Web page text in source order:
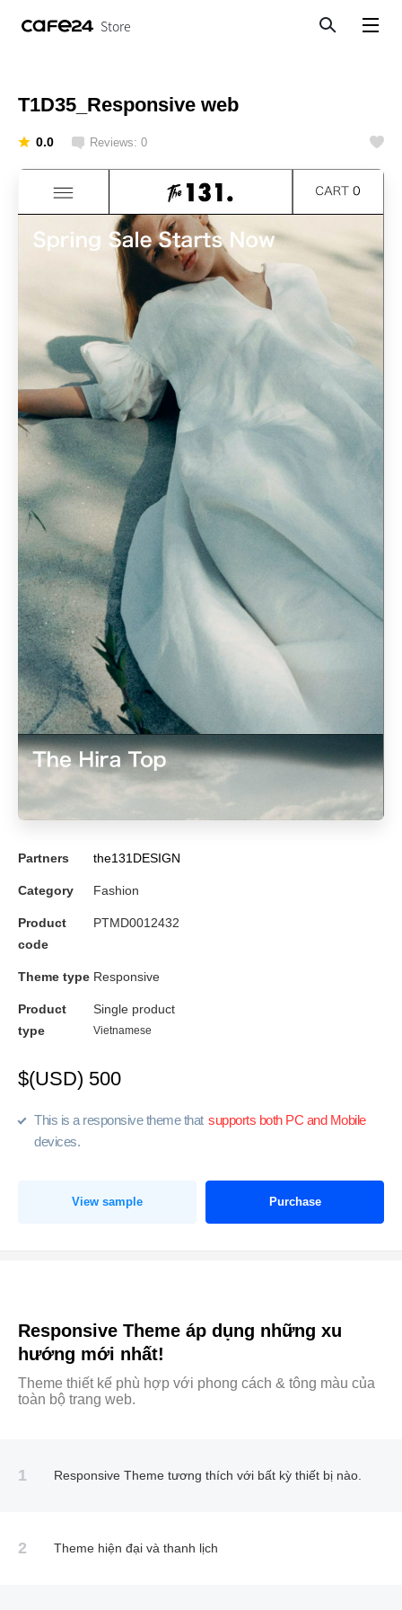
Store
T1D35_Responsive web
0.0 Reviews: 0
Partners the131DESIGN
Category Fashion
Product
code
PTMD0012432
Theme type Responsive
Product
type
Single product
Vietnamese
$(USD) 500
This is a responsive theme that supports both PC and Mobile
devices.
View sample Purchase
Responsive Theme áp dụng những xu
hướng mới nhất!
Theme thiết kế phù hợp với phong cách & tông màu của
toàn bộ trang web.
1 Responsive Theme tương thích với bất kỳ thiết bị nào.
2 Theme hiện đại và thanh lịch